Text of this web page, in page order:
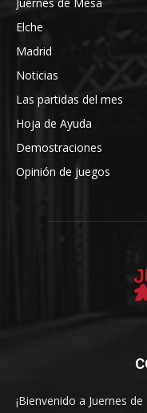
Elche
Madrid
Noticias
Las partidas del mes
Hoja de Ayuda
Demostraciones
Opinión de juegos
¡Bienvenido a Juernes